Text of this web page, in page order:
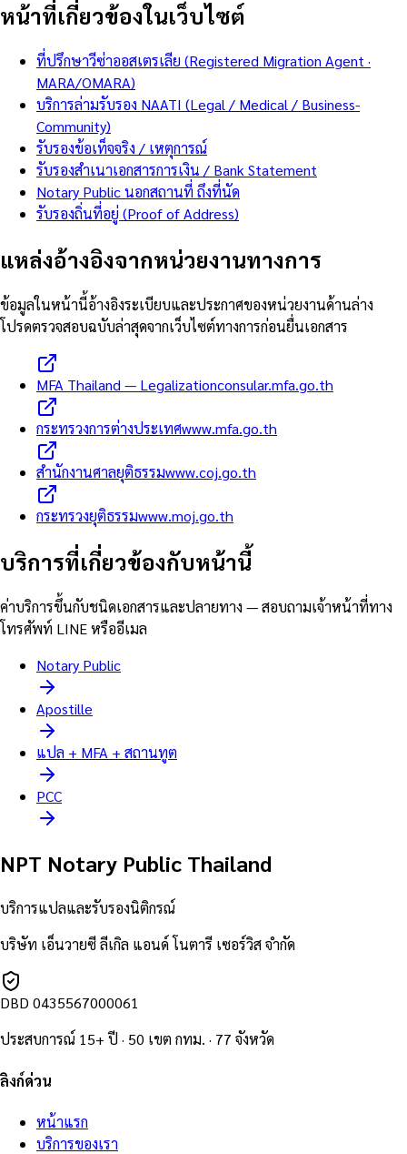
หน้าที่เกี่ยวข้องในเว็บไซต์
ที่ปรึกษาวีซ่าออสเตรเลีย (Registered Migration Agent ·
MARA/OMARA)
บริการล่ามรับรอง NAATI (Legal / Medical / Business-
Community)
รับรองข้อเท็จจริง / เหตุการณ์
รับรองสำเนาเอกสารการเงิน / Bank Statement
Notary Public นอกสถานที่ ถึงที่นัด
รับรองถิ่นที่อยู่ (Proof of Address)
แหล่งอ้างอิงจากหน่วยงานทางการ
ข้อมูลในหน้านี้อ้างอิงระเบียบและประกาศของหน่วยงานด้านล่าง
โปรดตรวจสอบฉบับล่าสุดจากเว็บไซต์ทางการก่อนยื่นเอกสาร
MFA Thailand — Legalizationconsular.mfa.go.th
กระทรวงการต่างประเทศwww.mfa.go.th
สำนักงานศาลยุติธรรมwww.coj.go.th
กระทรวงยุติธรรมwww.moj.go.th
บริการที่เกี่ยวข้องกับหน้านี้
ค่าบริการขึ้นกับชนิดเอกสารและปลายทาง — สอบถามเจ้าหน้าที่ทาง
โทรศัพท์ LINE หรืออีเมล
Notary Public
Apostille
แปล + MFA + สถานทูต
PCC
NPT Notary Public Thailand
บริการแปลและรับรองนิติกรณ์
บริษัท เอ็นวายซี ลีเกิล แอนด์ โนตารี เซอร์วิส จำกัด
DBD 0435567000061
ประสบการณ์ 15+ ปี · 50 เขต กทม. · 77 จังหวัด
ลิงก์ด่วน
หน้าแรก
บริการของเรา